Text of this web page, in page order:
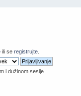
ili seregistrujte
i dužinom sesije